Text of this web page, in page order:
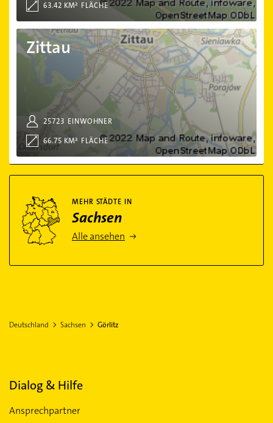
FLÄCHE
63.42 KM²
Zittau
EINWOHNER
25723
FLÄCHE
66.75 KM²
Zittau
MEHR STÄDTE IN
Sachsen
Alle ansehen
Deutschland Sachsen Görlitz
Dialog & Hilfe
Ansprechpartner